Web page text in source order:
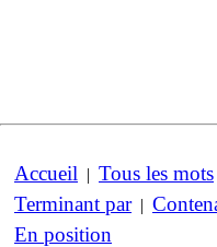
Accueil | Tous les mots
Terminant par|
En position